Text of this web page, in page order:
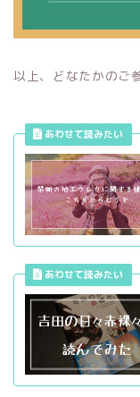
以上、どなたかのご